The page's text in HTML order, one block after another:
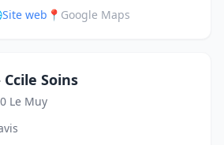
Site web 📍 Google Maps
Soins
Le Muy